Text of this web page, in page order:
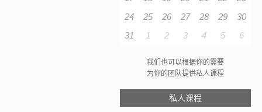
24
25 26 27 28 29
30
31
1 2 3 4 5 6
我们也可以根据你的需要
为你的团队提供私人课程
私人课程